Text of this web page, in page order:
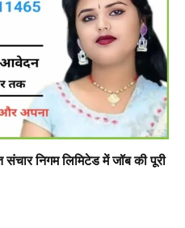
निगम लिमिटेड में जॉब की पूरी